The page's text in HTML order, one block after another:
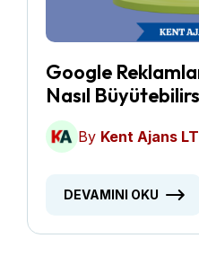
Google
Nasıl
By Kent Ajans
DEVAMINI OKU